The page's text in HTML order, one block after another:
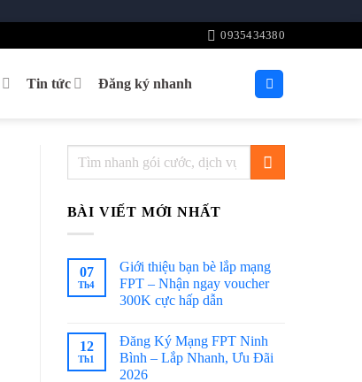
0935434380
Tin tức Đăng ký nhanh
BÀI VIẾT MỚI NHẤT
07
Th4
Giới thiệu bạn bè lắp mạng
FPT – Nhận ngay voucher
300K cực hấp dẫn
12
Th1
Đăng Ký Mạng FPT Ninh
Bình – Lắp Nhanh, Ưu Đãi
2026